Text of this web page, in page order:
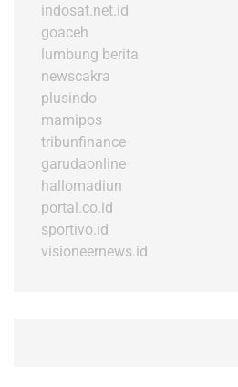
indosat.net.id
goaceh
lumbung berita
newscakra
plusindo
mamipos
tribunfinance
garudaonline
hallomadiun
portal.co.id
sportivo.id
visioneernews.id